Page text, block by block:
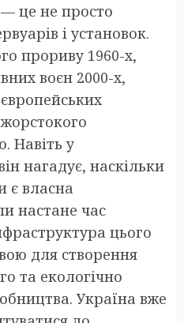
це не просто
і установок.
прориву 1960-х,
воєн 2000-х,
Навіть у
нагадує, наскільки
є власна
настане час
цього
для створення
та екологічно
Україна вже